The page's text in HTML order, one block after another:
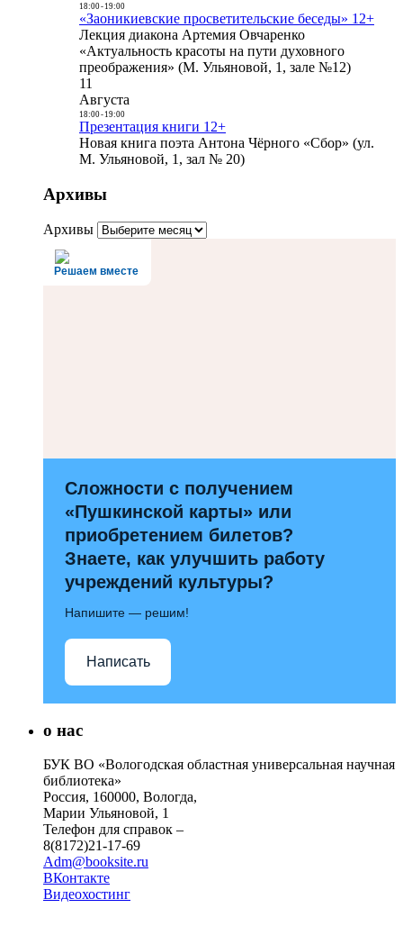
18:00- 19:00
«Заоникиевские просветительские беседы» 12+
Лекция диакона Артемия Овчаренко
«Актуальность красоты на пути духовного
преображения» (М. Ульяновой, 1, зале №12)
11
Августа
18:00- 19:00
Презентация книги 12+
Новая книга поэта Антона Чёрного «Сбор» (ул.
М. Ульяновой, 1, зал № 20)
Архивы
Архивы
Решаем вместе
Сложности с получением
«Пушкинской карты» или
приобретением билетов?
Знаете, как улучшить работу
учреждений культуры?
Напишите — решим!
Написать
о нас
БУК ВО «Вологодская областная универсальная научная
библиотека»
Россия, 160000, Вологда,
Марии Ульяновой, 1
Телефон для справок –
8(8172)21-17-69
Adm@booksite.ru
ВКонтакте
Видеохостинг